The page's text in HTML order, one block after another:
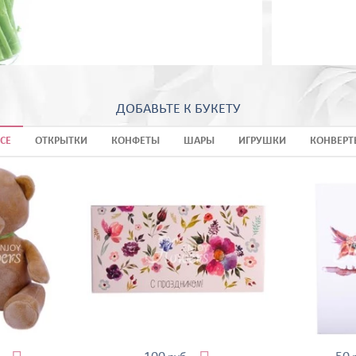
ДОБАВЬТЕ К БУКЕТУ
ОТКРЫТКИ КОНФЕТЫ ШАРЫ ИГРУШКИ